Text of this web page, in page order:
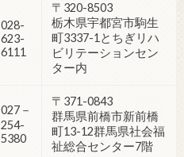
028-
623-
6111
〒320-8503
栃木県宇都宮市駒生
町3337-1とちぎリハ
ビリテーションセン
ター内
027－
254-
5380
〒371-0843
群馬県前橋市新前橋
町13-12群馬県社会福
祉総合センター7階